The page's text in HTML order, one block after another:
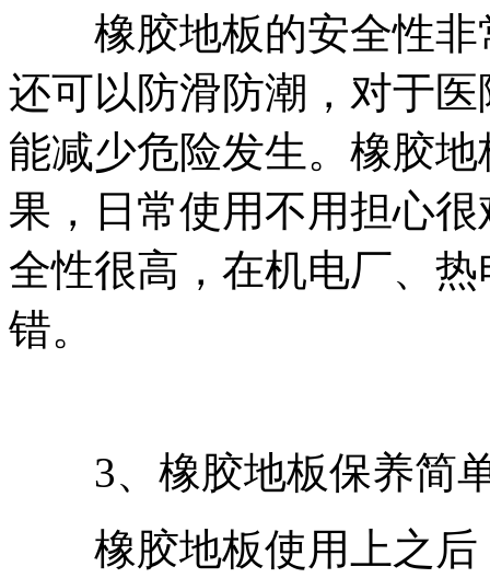
橡胶地板的安全性非
还可以防滑防潮，对于
能减少危险发生。橡胶
果，日常使用不用担心
全性很高，在机电厂、
错。
3、橡胶地板保养简
橡胶地板使用上之后